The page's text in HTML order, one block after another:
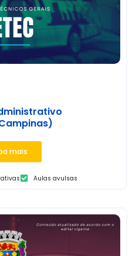
mais
Aulas avulsas